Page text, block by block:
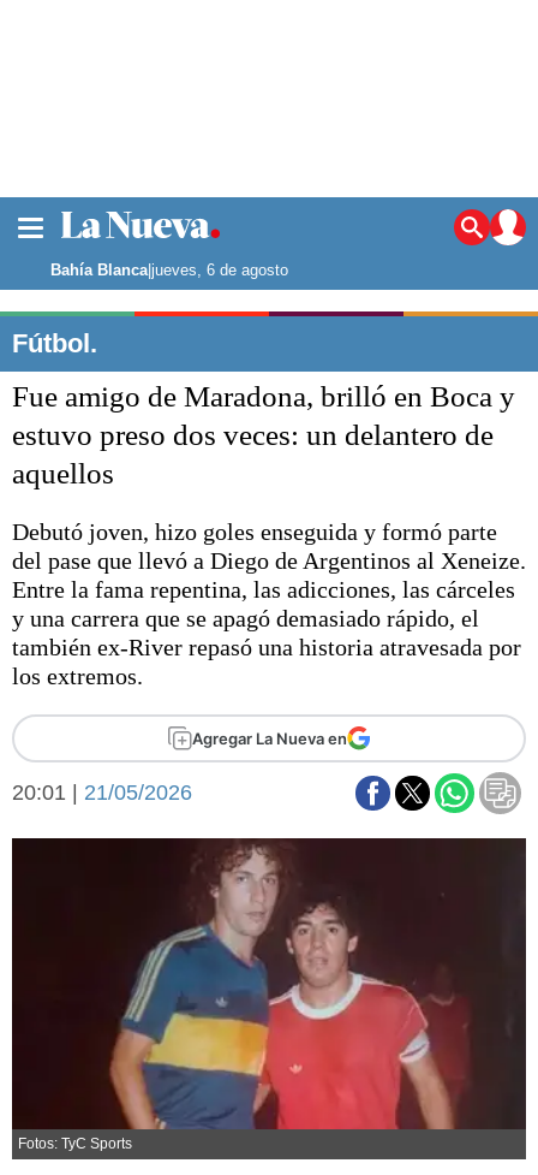
Noticias
La ciudad
Punta Alta
El mundo
Deportes
Liga del Sur
Básquetbol
Fútbol
Federal A
Arte y cultura
Aplausos
Economía y campo
Economía y finanzas
Con el campo
Espacio empresas
libre
Tecnología
Turismo
Salud
Es viral
Clasificados
Horóscopo
Suplementos
Servicios
Farmacias
Bahía Blanca|jueves, 6 de agosto
Fútbol.
Fue amigo de Maradona, brilló en Boca y
estuvo preso dos veces: un delantero de
aquellos
Debutó joven, hizo goles enseguida y formó parte
del pase que llevó a Diego de Argentinos al Xeneize.
Entre la fama repentina, las adicciones, las cárceles
y una carrera que se apagó demasiado rápido, el
también ex-River repasó una historia atravesada por
los extremos.
Agregar La Nueva en
20:01 | 21/05/2026
Fotos: TyC Sports